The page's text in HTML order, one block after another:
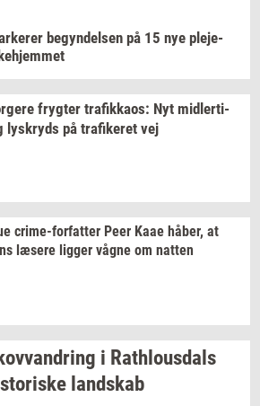
be­gyn­del­sen på 15 nye ple­je­
fryg­ter tra­fik­ka­os: Nyt mid­ler­ti­
lys­kryds på tra­fi­ke­ret vej
crime-​forfatter Peer Kaae håber, at
læ­se­re lig­ger vågne om nat­ten
i Rat­hlous­dals
land­skab